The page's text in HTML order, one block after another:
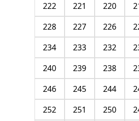
220
221
222
226
227
228
232
233
234
238
239
240
244
245
246
250
251
252